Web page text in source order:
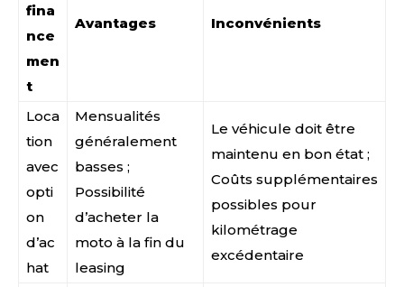
fina
nce
men
t
Avantages Inconvénients
Loca
tion
avec
opti
on
d’ac
hat
Mensualités
généralement
basses ;
Possibilité
d’acheter la
moto à la fin du
leasing
Le véhicule doit être
maintenu en bon état ;
Coûts supplémentaires
possibles pour
kilométrage
excédentaire